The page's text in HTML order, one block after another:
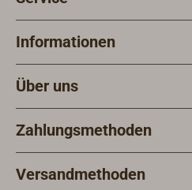
Informationen
Über uns
Zahlungsmethoden
Versandmethoden